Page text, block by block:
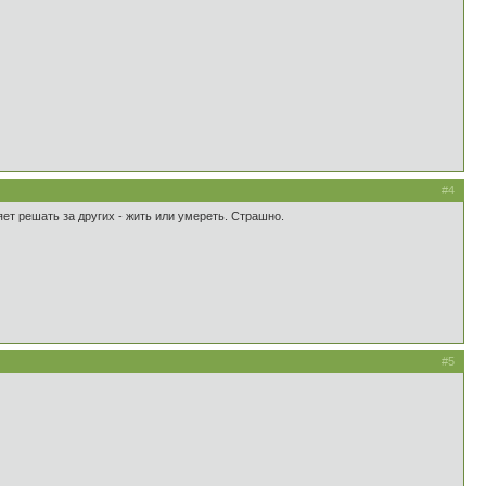
#4
решать за других - жить или умереть. Страшно.
#5